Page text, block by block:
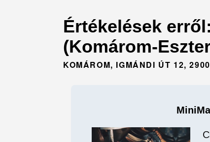
Értékelések
(Komárom-
KOMÁROM, IGMÁNDI ÚT 12, 2900